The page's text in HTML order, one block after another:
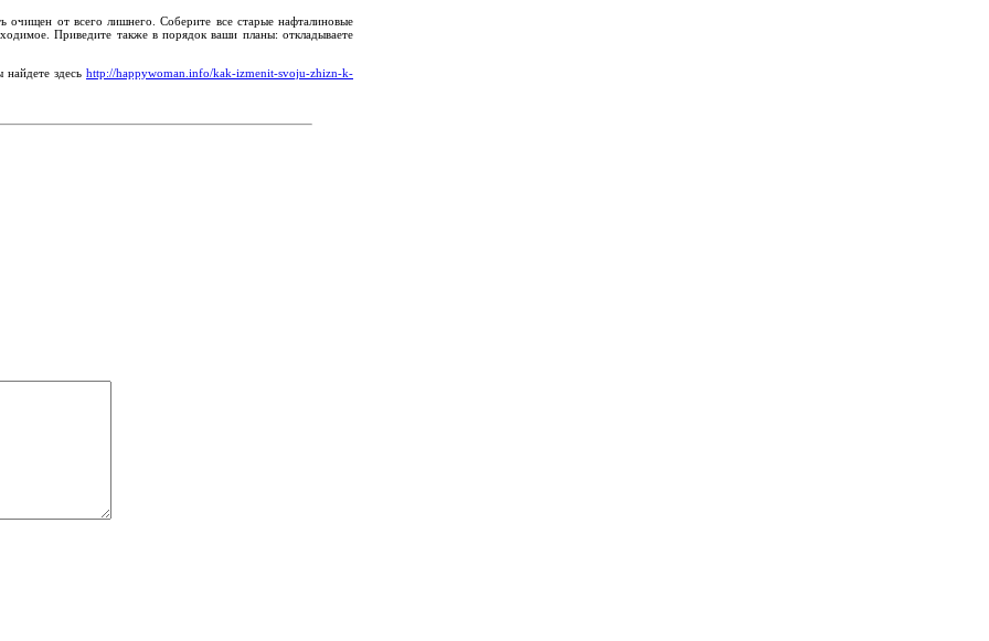
от всего лишнего. Соберите все старые нафталиновые
Приведите также в порядок ваши планы: откладываете
здесь http://happywoman.info/kak-izmenit-svoju-zhizn-k-